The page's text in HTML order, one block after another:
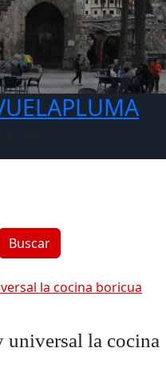
Buscar
la cocina boricua
universal la cocina